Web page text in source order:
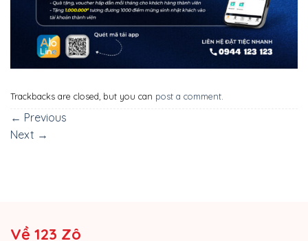
Trackbacks are closed, but you can post a comment
← Previous
Next →
Về 123 Zô